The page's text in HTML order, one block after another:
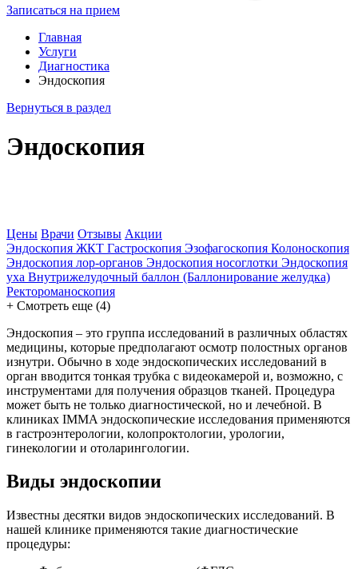
Записаться на прием
Главная
Услуги
Диагностика
Эндоскопия
Вернуться в раздел
Эндоскопия
Цены Врачи Отзывы Акции
Эндоскопия ЖКТ Гастроскопия Эзофагоскопия Колоноскопия
Эндоскопия лор-органов Эндоскопия носоглотки Эндоскопия
уха Внутрижелудочный баллон (Баллонирование желудка)
Ректороманоскопия
+ Смотреть еще (4)
Эндоскопия – это группа исследований в различных областях
медицины, которые предполагают осмотр полостных органов
изнутри. Обычно в ходе эндоскопических исследований в
орган вводится тонкая трубка с видеокамерой и, возможно, с
инструментами для получения образцов тканей. Процедура
может быть не только диагностической, но и лечебной. В
клиниках IMMA эндоскопические исследования применяются
в гастроэнтерологии, колопроктологии, урологии,
гинекологии и отоларингологии.
Виды эндоскопии
Известны десятки видов эндоскопических исследований. В
нашей клинике применяются такие диагностические
процедуры: